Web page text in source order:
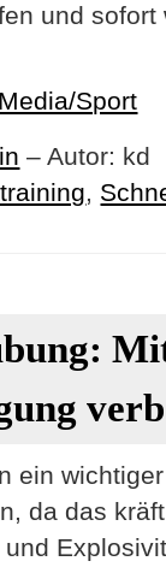
und
Sport
– Autor: kd
,
ein
da das